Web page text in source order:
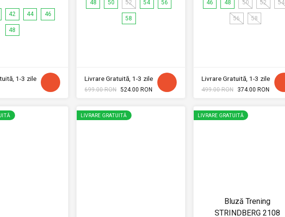
42 44 46
48
1-3 zile
48 50 52 54 56
58
Livrare Gratuită, 1-3 zile
699.00 RON 524.00 RON
46 48 50 52 54
56 58
Livrare Gratuită, 1-3 zile
499.00 RON 374.00 RON
LIVRARE GRATUITĂ LIVRARE GRATUITĂ
Bluză Trening
STRINDBERG 2108